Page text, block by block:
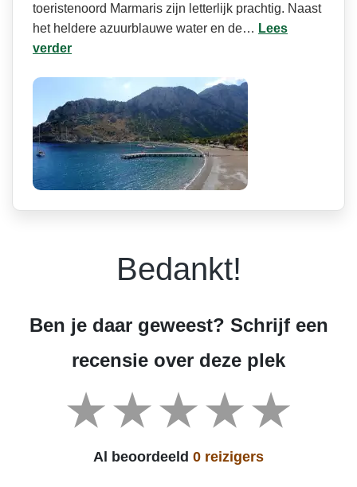
toeristenoord Marmaris zijn letterlijk prachtig. Naast
het heldere azuurblauwe water en de… Lees
verder
Bedankt!
Ben je daar geweest? Schrijf een
recensie over deze plek
Al beoordeeld 0 reizigers